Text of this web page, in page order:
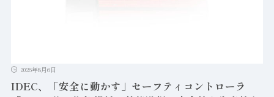
2026年8月6日
IDEC、「安全に動かす」セーフティコントローラ